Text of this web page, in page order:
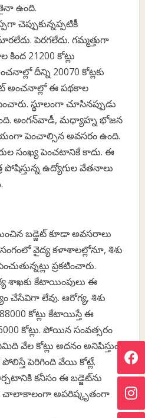
ఉంది.
చెప్పుకున్నప్పటికీ
పెరగలేదు. గమ్మత్తుగా
21200 కోట్లు
దీన్ని 20070 కోట్లకు
అంచనాల్లో ఈ పథకాల
స్థూలంగా చూసినప్పుడు
అంగన్‌వాడీ, మధ్యాహ్న భోజన
పెంచాల్సిన అవసరం ఉంది.
సంఖ్య పెంచటానికే కాదు. ఈ
ఉద్యోగుల వేతనాలు
బడ్జెట్‌ కూడా అవసరాలు
వైద్య కళాశాలల్లోనూ, శిశు
ప్రకటించారు.
శాఖకు కేటాయింపులు ఈ
చేసేవిగా లేవు. ఆరోగ్య, శిశు
కోట్లు కేటాయిస్తే ఈ
కోట్లు. పోయిన సంవత్సరం
వేల కోట్లు అదనం అనిపిస్తుంది
పెరిగింది వేయి కోట్లే.
కనీసం ఈ బడ్జెట్‌ను
చాలాకాలంగా అపరిష్కృతంగా